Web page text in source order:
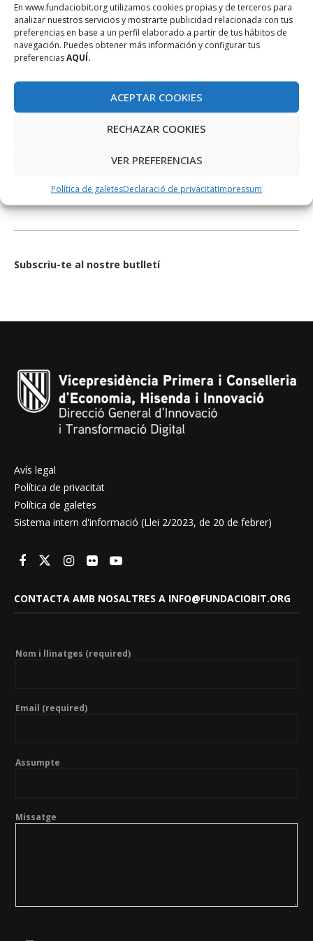
En www.fundaciobit.org utilizamos cookies propias y de terceros para
analizar nuestros servicios y mostrarte publicidad relacionada con tus
preferencias en base a un perfil elaborado a partir de tus hábitos de
navegación. Puedes obtener más información y configurar tus
preferenciasAQUÍ.
ACEPTAR COOKIES
RECHAZAR COOKIES
VER PREFERENCIAS
Política de galetesDeclaració de privacitatImpressum
Subscriu-te al nostre butlletí
Avís legal
Política de privacitat
Política de galetes
Sistema intern d'informació (Llei 2/2023, de 20 de febrer)
CONTACTA AMB NOSALTRES A INFO@FUNDACIOBIT.ORG
Nom i llinatges (required)
Email (required)
Assumpte
Missatge